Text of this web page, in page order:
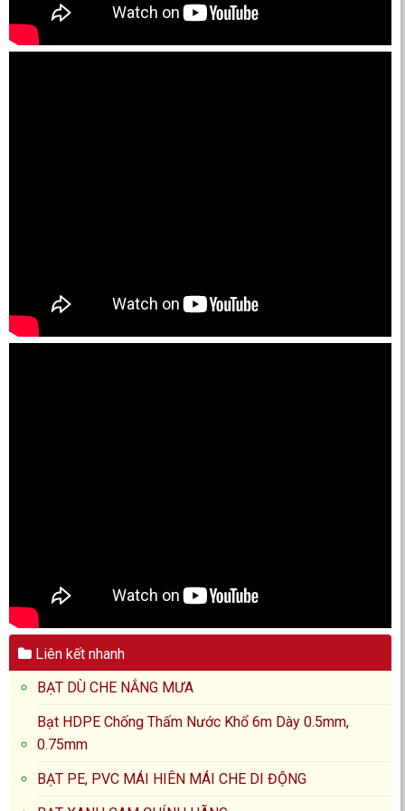
Liên kết nhanh
BẠT DÙ CHE NẮNG MƯA
Bạt HDPE Chống Thấm Nước Khổ 6m Dày 0.5mm,
0.75mm
BẠT PE, PVC MÁI HIÊN MÁI CHE DI ĐỘNG